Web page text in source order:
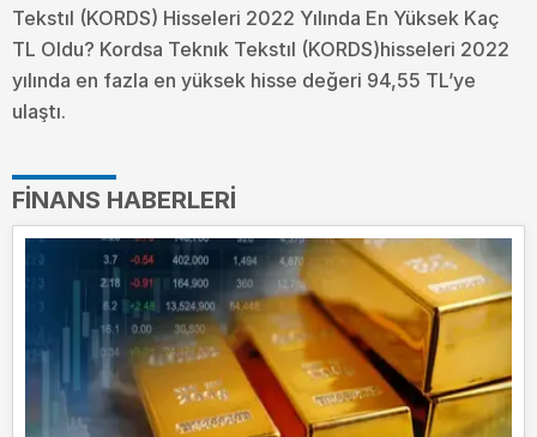
Tekstıl (KORDS) Hisseleri 2022 Yılında En Yüksek Kaç
TL Oldu? Kordsa Teknık Tekstıl (KORDS)hisseleri 2022
yılında en fazla en yüksek hisse değeri 94,55 TL’ye
ulaştı.
FINANS HABERLERI